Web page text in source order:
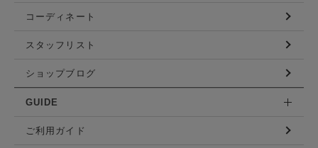
コーディネート
スタッフリスト
ショップブログ
GUIDE
ご利用ガイド